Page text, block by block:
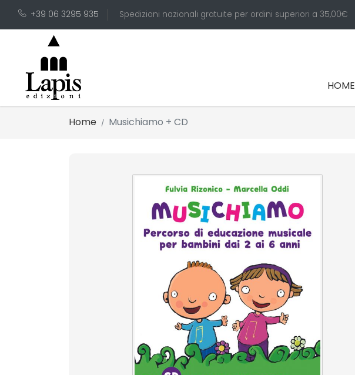
+39 06 3295 935 Spedizioni nazionali gratuite per ordini superiori a 35,00€
HOME
Home Musichiamo + CD